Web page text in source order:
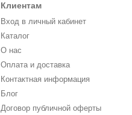
Клиентам
Вход в личный кабинет
Каталог
О нас
Оплата и доставка
Контактная информация
Блог
Договор публичной оферты